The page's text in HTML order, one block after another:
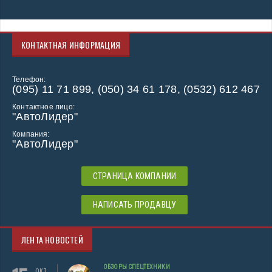
КОНТАКТНАЯ ИНФОРМАЦИЯ
Телефон:
(095) 11 71 899, (050) 34 61 178, (0532) 612 467
Контактное лицо:
"АвтоЛидер"
Компания:
"АвтоЛидер"
СТРАНИЦА КОМПАНИИ
НАПИСАТЬ ПРОДАВЦУ
ЛЕНТА НОВОСТЕЙ
ОБЗОРЫ СПЕЦТЕХНИКИ